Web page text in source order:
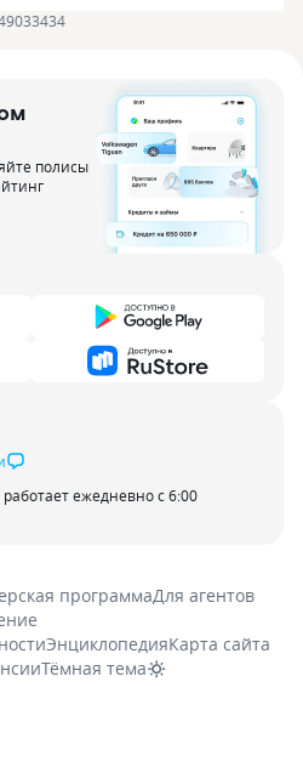
полисы
ежедневно с 6:00
программаДля агентов
ЭнциклопедияКарта сайта
Тёмная тема